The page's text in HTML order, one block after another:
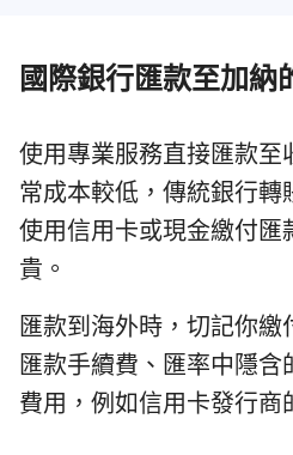
國際銀行匯款至加納
使用專業服務直接匯款至
常成本較低，傳統銀行轉
使用信用卡或現金繳付匯
貴。
匯款到海外時，切記你
匯款手續費、匯率中隱
費用，例如信用卡發行商